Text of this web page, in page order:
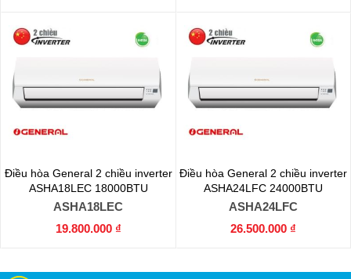
Điều hòa General 2 chiều inverter
ASHA18LEC 18000BTU
ASHA18LEC
19.800.000 ₫
Điều hòa General 2 chiều inverter
ASHA24LFC 24000BTU
ASHA24LFC
26.500.000 ₫